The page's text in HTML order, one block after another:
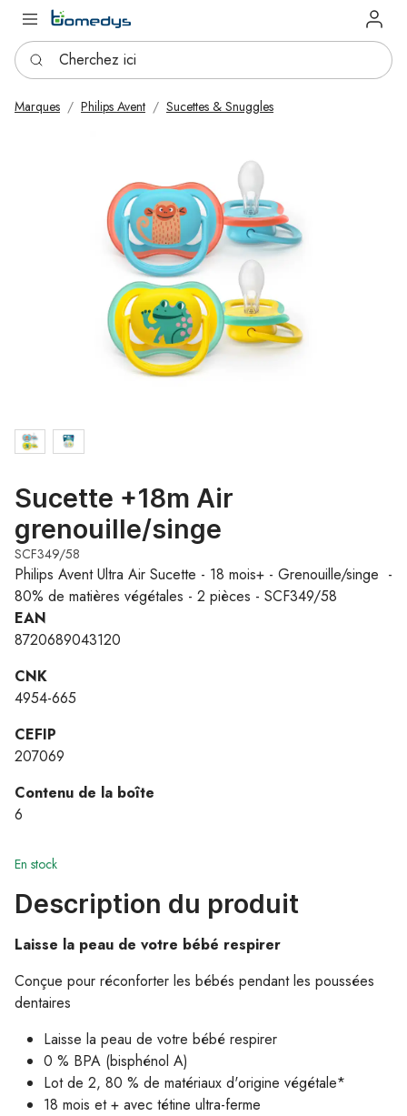
Log in
Cherchez ici
Marques Philips Avent Sucettes & Snuggles
Sucette +18m Air
grenouille/singe
SCF349/58
Philips Avent Ultra Air Sucette - 18 mois+ - Grenouille/singe -
80% de matières végétales - 2 pièces - SCF349/58
EAN
8720689043120
CNK
4954-665
CEFIP
207069
Contenu de la boîte
6
En stock
Description du produit
Laisse la peau de votre bébé respirer
Conçue pour réconforter les bébés pendant les poussées
dentaires
Laisse la peau de votre bébé respirer
0 % BPA (bisphénol A)
Lot de 2, 80 % de matériaux d'origine végétale*
18 mois et + avec tétine ultra-ferme